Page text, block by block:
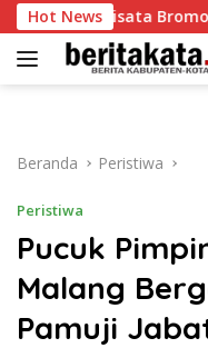
Langsung
ke
konten
Hot News
Wisata Bromo yang
Beranda Peristiwa
Peristiwa
Pucuk
Malang
Pamuji